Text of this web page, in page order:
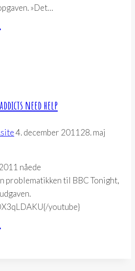
»Det…
need help
4. december 2011 28. maj
nåede
problematikken til BBC Tonight,
youtube}